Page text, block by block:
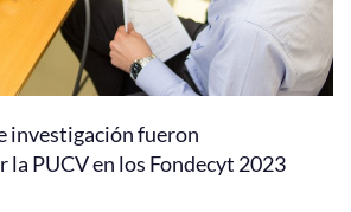
investigación fueron
la PUCV en los Fondecyt 2023